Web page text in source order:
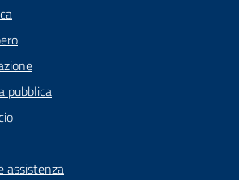
pubblica
assistenza